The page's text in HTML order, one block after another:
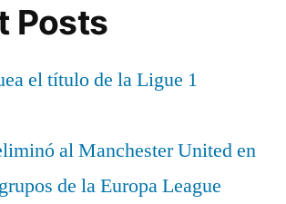
Posts
el título de la Ligue 1
al Manchester United en
de la Europa League